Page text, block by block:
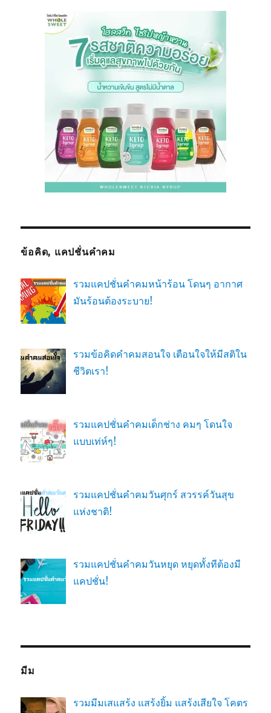
ข้อคิด, แคปชั่นคำคม
รวมแคปชั่นคำคมหน้าร้อน โดนๆ อากาศ
มันร้อนต้องระบาย!
รวมข้อคิดคำคมสอนใจ เตือนใจให้มีสติใน
ชีวิตเรา!
รวมแคปชั่นคำคมเด็กช่าง คมๆ โดนใจ
แบบเท่ห์ๆ!
รวมแคปชั่นคำคมวันศุกร์ สวรรค์วันสุข
แห่งชาติ!
รวมแคปชั่นคำคมวันหยุด หยุดทั้งทีต้องมี
แคปชั่น!
มีม
รวมมีมเสแสร้ง แสร้งยิ้ม แสร้งเสียใจ โคตร